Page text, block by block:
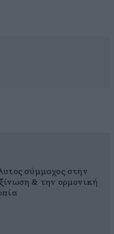
σύμμαχος στην
& την ορμονική